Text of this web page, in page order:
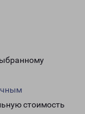
стоимость